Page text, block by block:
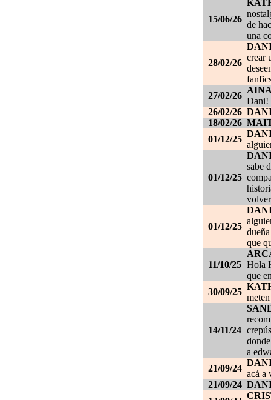
15/06/26
de
una
28/02/26
crear
27/02/26
Dani!
26/02/26
18/02/26
01/12/25
01/12/25
sabe
01/12/25
que
11/10/25 Hola
que
30/09/25
14/11/24
a
21/09/24
acá a
21/09/24